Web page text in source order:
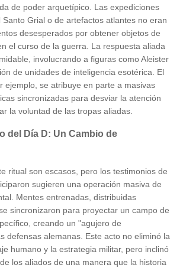
de poder arquetípico. Las expediciones
Santo Grial o de artefactos atlantes no eran
desesperados por obtener objetos de
el curso de la guerra. La respuesta aliada
involucrando a figuras como Aleister
de unidades de inteligencia esotérica. El
ejemplo, se atribuye en parte a masivas
sincronizadas para desviar la atención
la voluntad de las tropas aliadas.
del Día D: Un Cambio de
ritual son escasos, pero los testimonios de
sugieren una operación masiva de
Mentes entrenadas, distribuidas
sincronizaron para proyectar un campo de
creando un "agujero de
defensas alemanas. Este acto no eliminó la
humano y la estrategia militar, pero inclinó
los aliados de una manera que la historia